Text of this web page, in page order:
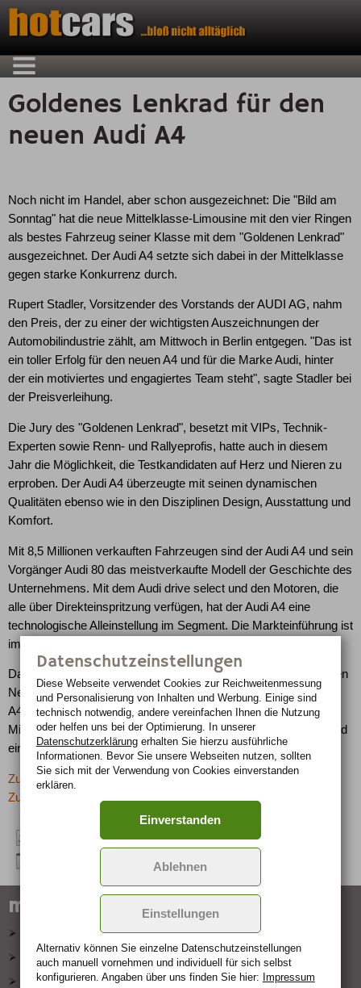
Goldenes Lenkrad für den
neuen Audi A4
Noch nicht im Handel, aber schon ausgezeichnet: Die "Bild am
Sonntag" hat die neue Mittelklasse-Limousine mit den vier Ringen
als bestes Fahrzeug seiner Klasse mit dem "Goldenen Lenkrad"
ausgezeichnet. Der Audi A4 setzte sich dabei in der Mittelklasse
gegen starke Konkurrenz durch.
Rupert Stadler, Vorsitzender des Vorstands der AUDI AG, nahm
den Preis, der zu einer der wichtigsten Auszeichnungen der
Automobilindustrie zählt, am Mittwoch in Berlin entgegen. "Das ist
ein toller Erfolg für den neuen A4 und für die Marke Audi, hinter
der ein motiviertes und engagiertes Team steht", sagte Stadler bei
der Preisverleihung.
Die Jury des "Goldenen Lenkrad", besetzt mit VIPs, Technik-
Experten sowie Renn- und Rallyeprofis, hatte auch in diesem
Jahr die Möglichkeit, die Testkandidaten auf Herz und Nieren zu
erproben. Der Audi A4 überzeugte mit seinen dynamischen
Qualitäten ebenso wie in den Disziplinen Design, Ausstattung und
Komfort.
Mit 8,5 Millionen verkauften Fahrzeugen sind der Audi A4 und sein
Vorgänger Audi 80 das meistverkaufte Modell der Geschichte des
Unternehmens. Mit dem Audi drive select und den Motoren, die
alle über Direkteinspritzung verfügen, hat der Audi A4 eine
technologische Alleinstellung im Segment. Die Markteinführung ist
im Dezember.
Das "Goldene Lenkrad" wird seit 1975 für die besten automobilen
Neuheiten des Jahres verliehen. Die Auszeichnung für den Audi
A4 ist bereits der 16. Sieg für ein Fahrzeug mit den vier Ringen.
Mit einem "Goldenen Lenkrad" war im Jahr 2004 der Audi A6 und
ein Jahr später der Audi Q7 ausgezeichnet worden.
Zurück zur letzten Seite
Zur Übersicht: -> Boulevard
marken-specials
Bentley
BMW
Cadillac
Jaguar
Lexus
Datenschutzeinstellungen
Diese Webseite verwendet Cookies zur Reichweiten­messung
und Personalisierung von Inhalten und Werbung. Einige sind
technisch notwendig, andere vereinfachen Ihnen die Nutzung
oder helfen uns bei der Optimierung. In unserer
Datenschutzerklärungerhalten Sie hierzu ausführliche
Informationen. Bevor Sie unsere Webseiten nutzen, sollten
Sie sich mit der Verwendung von Cookies einverstanden
erklären.
Einverstanden
Ablehnen
Einstellungen
Alternativ können Sie einzelne Datenschutz­ein­stellungen
auch manuell vor­nehmen und indivi­duell für sich selbst
konfigurieren. Angaben über uns finden Sie hier: Impressum